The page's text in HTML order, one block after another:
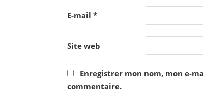
E-mail *
Site web
Enregistrer mon nom, mon e-
commentaire.